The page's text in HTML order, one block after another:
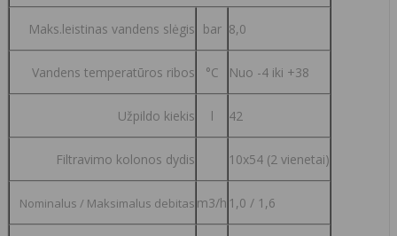
Maks.leistinas vandens slėgis bar 8,0
Vandens temperatūros ribos °C Nuo -4 iki +38
Užpildo kiekis l 42
Filtravimo kolonos dydis 10x54 (2 vienetai)
Nominalus / Maksimalus debitas m3/h 1,0 / 1,6